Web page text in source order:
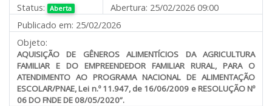
Status: Aberta Abertura: 25/02/2026 09:00
Publicado em: 25/02/2026
Objeto:
AQUISIÇÃO DE GÊNEROS ALIMENTÍCIOS DA AGRICULTURA
FAMILIAR E DO EMPREENDEDOR FAMILIAR RURAL, PARA O
ATENDIMENTO AO PROGRAMA NACIONAL DE ALIMENTAÇÃO
ESCOLAR/PNAE, Lei n.º 11.947, de 16/06/2009 e RESOLUÇÃO Nº
06 DO FNDE DE 08/05/2020”.